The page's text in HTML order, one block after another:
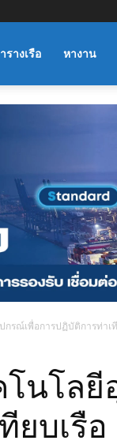
รางเรือ หางาน
กรณ์เพื่อการปฏิบัติการท่าเ
โนโล
ยบเรือ